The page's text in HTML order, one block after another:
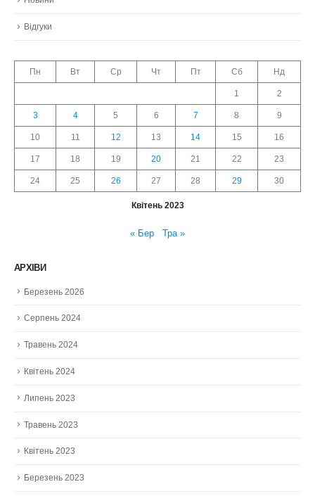
Відгуки
Квітень 2023
Пн Вт Ср Чт Пт Сб Нд
1 2
3 4 5 6 7 8 9
10 11 12 13 14 15 16
17 18 19 20 21 22 23
24 25 26 27 28 29 30
« Бер Тра »
АРХІВИ
Березень 2026
Серпень 2024
Травень 2024
Квітень 2024
Липень 2023
Травень 2023
Квітень 2023
Березень 2023